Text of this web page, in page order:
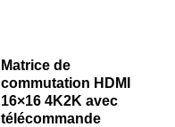
Matrice de
commutation HDMI
16×16 4K2K avec
télécommande